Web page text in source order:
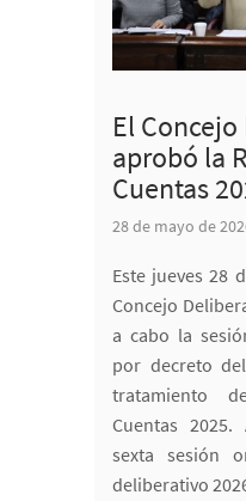
El
aprobó la
Cuentas
28 de mayo de
Este jueves 28
Concejo
a cabo la
por decreto
tratamiento
Cuentas
sexta sesión
deliberativo